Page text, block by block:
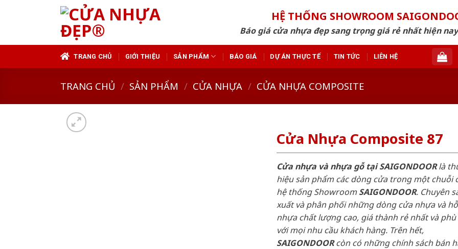
HỆ THỐNG SHOWROOM
Báo giá cửa nhựa đẹp sang trọng giá rẻ nhất hiện nay
TRANG CHỦ GIỚI THIỆU SẢN PHẨM BÁO GIÁ DỰ ÁN THỰC TẾ TIN TỨC LIÊN HỆ
TRANG CHỦ / SẢN PHẨM / CỬA NHỰA / CỬA NHỰA COMPOSITE
Cửa Nhựa Composite 87
Cửa nhựa và nhựa gỗ tại SAIGONDOORlà
hiệu sản phẩm các dòng cửa trong một chuỗi
hệ thống ShowroomSAIGONDOOR. Chuyên
xuất và phân phối những dòng cửa nhựa và
nhựa chất lượng cao, giá thành rẻ nhất và
với mọi nhu cầu khách hàng. Trên hết,
SAIGONDOORcòn có những chính sách bán